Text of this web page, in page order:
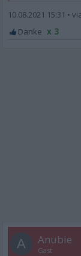
10.08.2021 15:31 •
x 3
A Anubie
Gast